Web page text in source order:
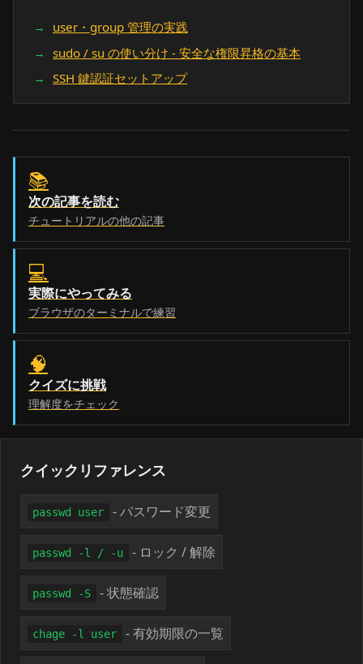
user・group 管理の実践
sudo / su の使い分け - 安全な権限昇格の基本
SSH 鍵認証セットアップ
📚
次の記事を読む
チュートリアルの他の記事
💻
実際にやってみる
ブラウザのターミナルで練習
🧠
クイズに挑戦
理解度をチェック
クイックリファレンス
passwd user - パスワード変更
passwd -l / -u - ロック / 解除
passwd -S - 状態確認
chage -l user - 有効期限の一覧